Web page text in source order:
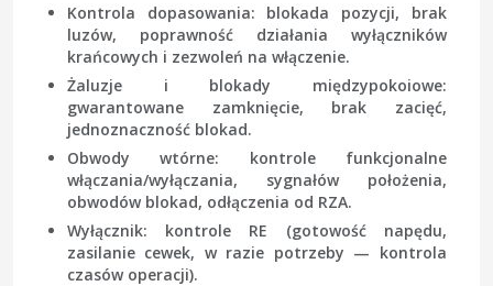
Kontrola dopasowania: blokada pozycji, brak
luzów, poprawność działania wyłączników
krańcowych i zezwoleń na włączenie.
Żaluzje i blokady międzypokoiowe:
gwarantowane zamknięcie, brak zacięć,
jednoznaczność blokad.
Obwody wtórne: kontrole funkcjonalne
włączania/wyłączania, sygnałów położenia,
obwodów blokad, odłączenia od RZA.
Wyłącznik: kontrole RE (gotowość napędu,
zasilanie cewek, w razie potrzeby — kontrola
czasów operacji).